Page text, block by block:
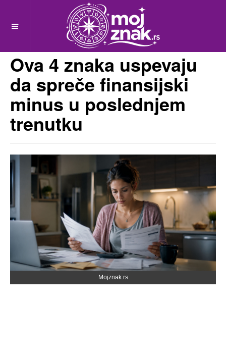
OFF CANVAS
pre 2 meseci
Ova 4 znaka uspevaju
da spreče finansijski
minus u poslednjem
trenutku
Mojznak.rs